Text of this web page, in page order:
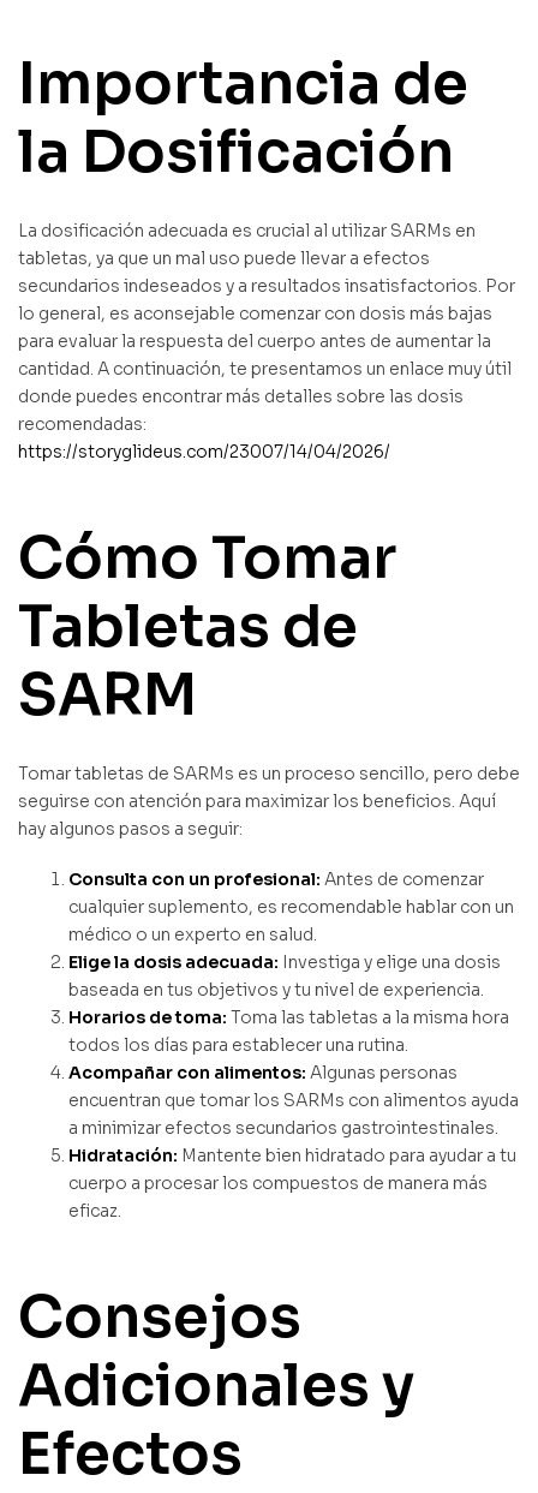
Importancia de
la Dosificación
La dosificación adecuada es crucial al utilizar SARMs en
tabletas, ya que un mal uso puede llevar a efectos
secundarios indeseados y a resultados insatisfactorios. Por
lo general, es aconsejable comenzar con dosis más bajas
para evaluar la respuesta del cuerpo antes de aumentar la
cantidad. A continuación, te presentamos un enlace muy útil
donde puedes encontrar más detalles sobre las dosis
recomendadas:
https://storyglideus.com/23007/14/04/2026/
Cómo Tomar
Tabletas de
SARM
Tomar tabletas de SARMs es un proceso sencillo, pero debe
seguirse con atención para maximizar los beneficios. Aquí
hay algunos pasos a seguir:
Consulta con un profesional: Antes de comenzar
cualquier suplemento, es recomendable hablar con un
médico o un experto en salud.
Elige la dosis adecuada: Investiga y elige una dosis
baseada en tus objetivos y tu nivel de experiencia.
Horarios de toma: Toma las tabletas a la misma hora
todos los días para establecer una rutina.
Acompañar con alimentos: Algunas personas
encuentran que tomar los SARMs con alimentos ayuda
a minimizar efectos secundarios gastrointestinales.
Hidratación: Mantente bien hidratado para ayudar a tu
cuerpo a procesar los compuestos de manera más
eficaz.
Consejos
Adicionales y
Efectos